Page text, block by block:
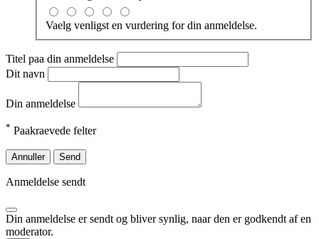
Vaelg venligst en vurdering for din anmeldelse.
Titel paa din anmeldelse
Dit navn
Din anmeldelse
* Paakraevede felter
Annuller Send
Anmeldelse sendt
Din anmeldelse er sendt og bliver synlig, naar den er godkendt af en
moderator.